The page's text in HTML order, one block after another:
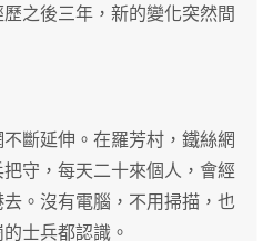
之後三年，新的變化突然間
斷延伸。在羅芳村，鐵絲網
守，每天二十來個人，會經
。沒有電腦，不用掃描，也
士兵都認識。